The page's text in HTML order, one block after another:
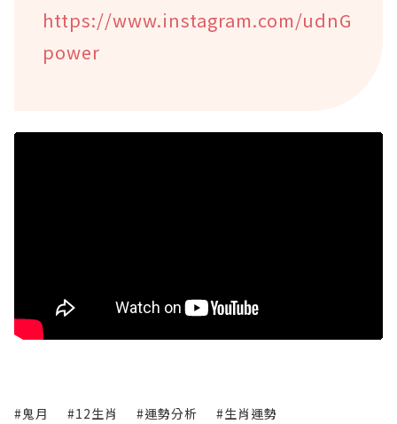
https://www.instagram.com/udnG
power
#鬼月 #12生肖 #運勢分析 #生肖運勢